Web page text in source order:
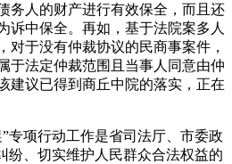
务人的财产进行有效保全，而且还
诉中保全。再如，基于法院案多人
于没有仲裁协议的民商事案件，
于法定仲裁范围且当事人同意由仲
建议已得到商丘中院的落实，正在
项行动工作是省司法厅、市委政
纷、切实维护人民群众合法权益的